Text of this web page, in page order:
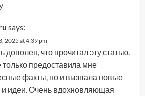
says:
2025 at 4:39 pm
доволен, что прочитал эту статью.
предоставила мне
факты, но и вызвала новые
идеи. Очень вдохновляющая